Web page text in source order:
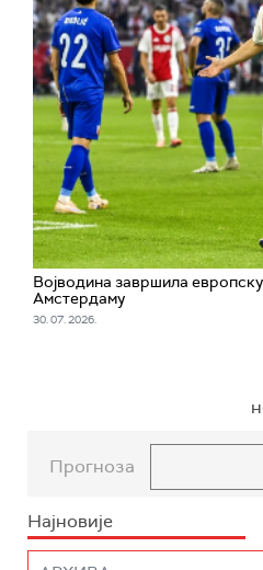
Војводина завршила
Амстердаму
30. 07. 2026.
Прогноза
Најновије